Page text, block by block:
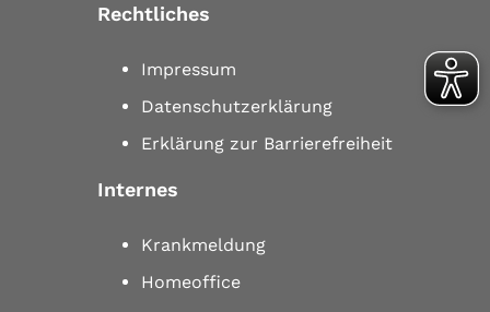
Rechtliches
Impressum
Datenschutzerklärung
Erklärung zur Barrierefreiheit
Internes
Krankmeldung
Homeoffice